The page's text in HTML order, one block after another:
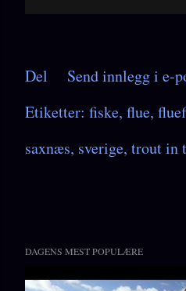
Del
Send innlegg i e-
Etiketter: fiske flue
saxnæs sverige trout in
DAGENS MEST POPULÆRE